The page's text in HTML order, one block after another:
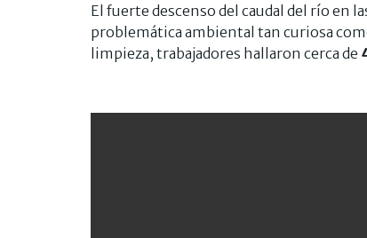
El fuerte descenso del caudal del río en
problemática ambiental tan curiosa
limpieza, trabajadores hallaron cerca de